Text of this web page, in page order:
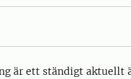
är ett ständigt aktuellt